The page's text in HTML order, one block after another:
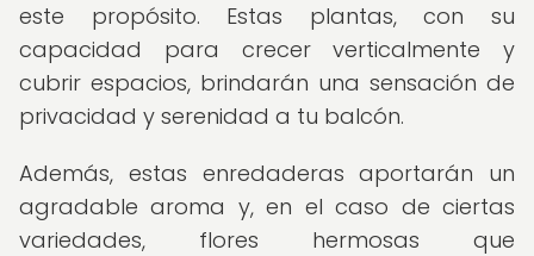
este propósito. Estas plantas, con su
capacidad para crecer verticalmente y
cubrir espacios, brindarán una sensación de
privacidad y serenidad a tu balcón.
Además, estas enredaderas aportarán un
agradable aroma y, en el caso de ciertas
variedades, flores hermosas que